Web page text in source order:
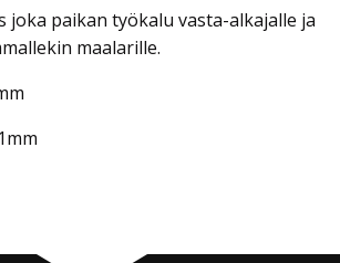
joka paikan työkalu vasta-alkajalle ja
maalarille.